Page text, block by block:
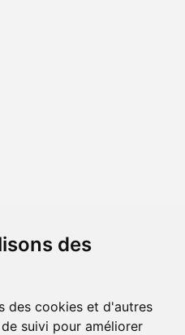
des
des cookies et d'autres
suivi pour améliorer